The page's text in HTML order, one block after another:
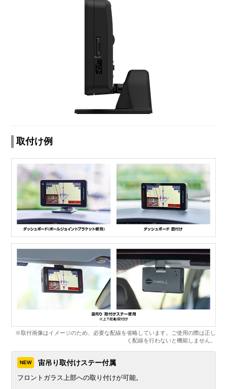
取付け例
※取付画像はイメージのため、必要な配線を省略しています。ご使用の際は正し
く配線を行わないと機能しません。
NEW 宙吊り取付けステー付属
フロントガラス上部への取り付けが可能。